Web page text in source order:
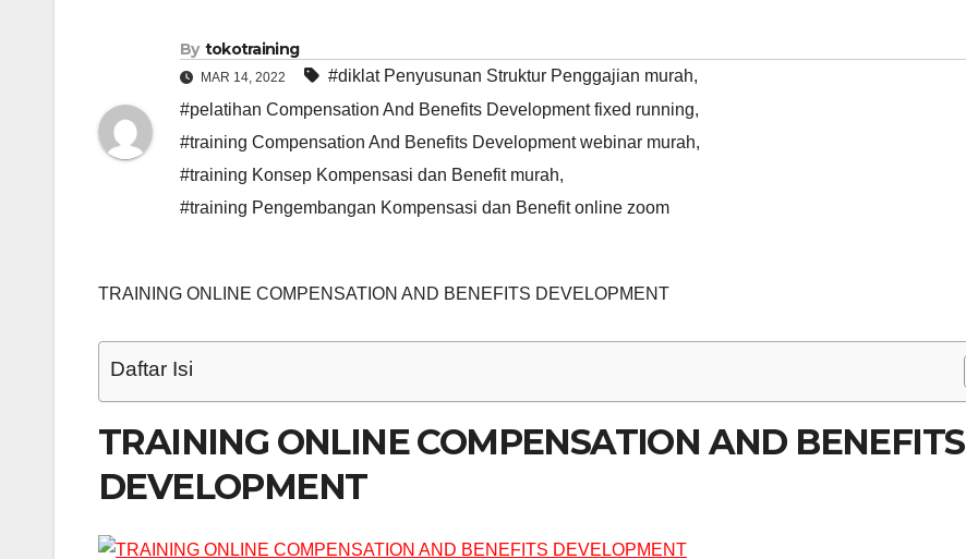
By tokotraining
MAR 14, 2022 #diklat Penyusunan Struktur Penggajian murah,
#pelatihan Compensation And Benefits Development fixed running,
#training Compensation And Benefits Development webinar murah,
#training Konsep Kompensasi dan Benefit murah,
#training Pengembangan Kompensasi dan Benefit online zoom
TRAINING ONLINE COMPENSATION AND BENEFITS DEVELOPMENT
Daftar Isi
TRAINING ONLINE COMPENSATION AND BENEFITS
DEVELOPMENT